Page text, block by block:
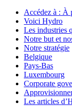
Accédez à : À
Voici Hydro
Les industries
Notre but et
Notre stratégie
Belgique
Pays-Bas
Luxembourg
Corporate
Les articles